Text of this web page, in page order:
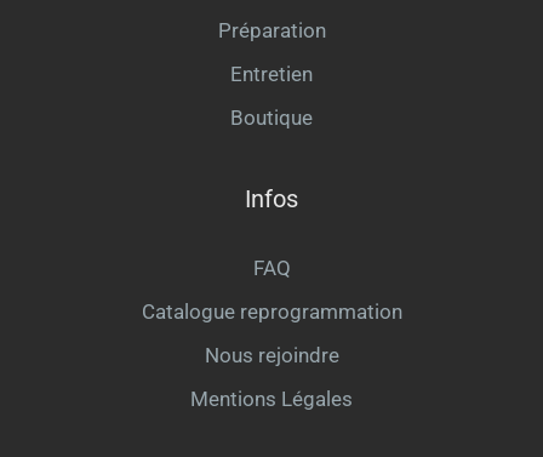
Préparation
Entretien
Boutique
Infos
FAQ
Catalogue reprogrammation
Nous rejoindre
Mentions Légales